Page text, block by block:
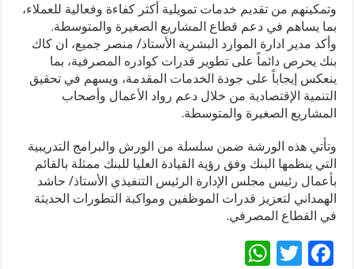
وتمكينهم من تقديم خدمات تمويلية أكثر كفاءة وفعالية للعملاء،
بما يساهم في دعم قطاع المشاريع الصغيرة والمتوسطة.
وأكد مدير ادارة الموارد البشرية الأستاذ/ منصر جميع، ان كاك
بنك يحرص دائماً على تطوير قدرات كوادره المصرفية، بما
ينعكس إيجاباً على جودة الخدمات المقدمة، ويسهم في تحقيق
التنمية الإقتصادية من خلال دعم رواد الأعمال وأصحاب
المشاريع الصغيرة والمتوسطة.
وتأتي هذه الورشة ضمن سلسلة من الورش والبرامج التدريبية
التي ينظمها البنك وفق رؤية القيادة العليا للبنك ممثلة بالقائم
بأعمال رئيس مجلس الإدارة الرئيس التنفيذي الأستاذ/ حاشد
الهمداني لتعزيز قدرات الموظفين ومواكبة التطورات الحديثة
في القطاع المصرفي.
F
T